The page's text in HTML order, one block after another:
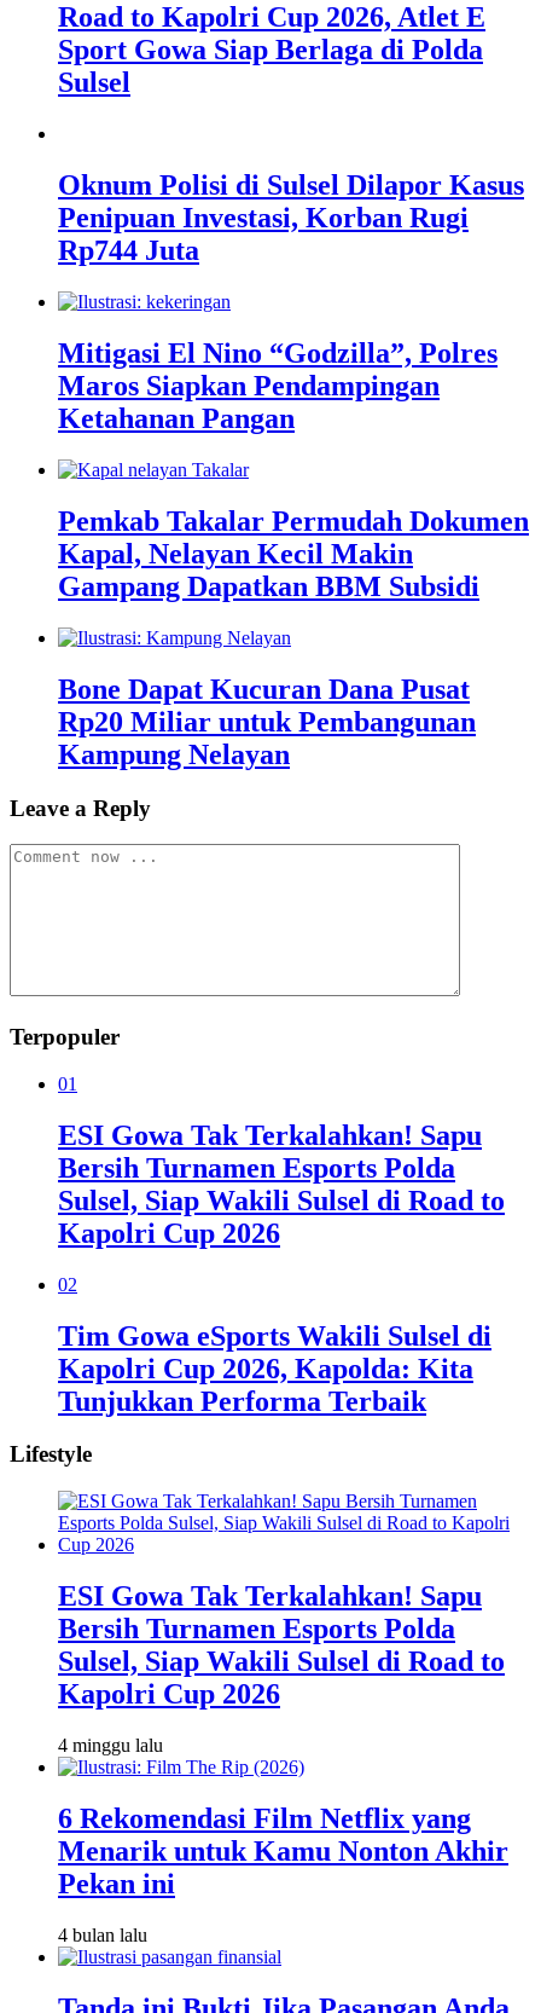
Road to Kapolri Cup 2026, Atlet E
Sport Gowa Siap Berlaga di Polda
Sulsel
Oknum Polisi di Sulsel Dilapor Kasus
Penipuan Investasi, Korban Rugi
Rp744 Juta
Mitigasi El Nino “Godzilla”, Polres
Maros Siapkan Pendampingan
Ketahanan Pangan
Pemkab Takalar Permudah Dokumen
Kapal, Nelayan Kecil Makin
Gampang Dapatkan BBM Subsidi
Bone Dapat Kucuran Dana Pusat
Rp20 Miliar untuk Pembangunan
Kampung Nelayan
Leave a Reply
Terpopuler
01
ESI Gowa Tak Terkalahkan! Sapu
Bersih Turnamen Esports Polda
Sulsel, Siap Wakili Sulsel di Road to
Kapolri Cup 2026
02
Tim Gowa eSports Wakili Sulsel di
Kapolri Cup 2026, Kapolda: Kita
Tunjukkan Performa Terbaik
Lifestyle
ESI Gowa Tak Terkalahkan! Sapu
Bersih Turnamen Esports Polda
Sulsel, Siap Wakili Sulsel di Road to
Kapolri Cup 2026
4 minggu lalu
6 Rekomendasi Film Netflix yang
Menarik untuk Kamu Nonton Akhir
Pekan ini
4 bulan lalu